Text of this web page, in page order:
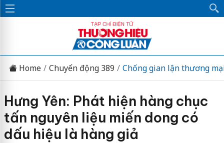
Home Chuyển động 389 Chống gian lận thương
Hưng Yên: Phát hiện hàng chục
tấn nguyên liệu miến dong có
dấu hiệu là hàng giả